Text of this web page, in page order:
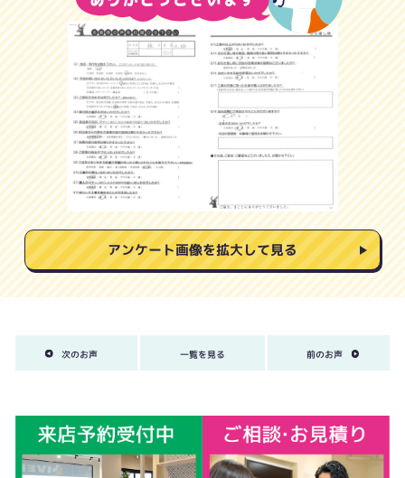
アンケート画像を拡大して見る
次のお声 一覧を見る 前のお声